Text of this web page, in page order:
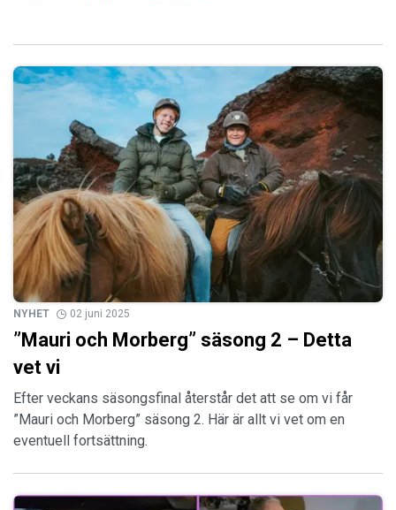
NYHET 02 juni 2025
”Mauri och Morberg” säsong 2 – Detta
vet vi
Efter veckans säsongsfinal återstår det att se om vi får
”Mauri och Morberg” säsong 2. Här är allt vi vet om en
eventuell fortsättning.